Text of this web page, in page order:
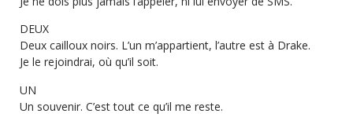
DEUX
Deux cailloux noirs. L’un m’appartient, l’autre est à Drake.
Je le rejoindrai, où qu’il soit.
UN
Un souvenir. C’est tout ce qu’il me reste.